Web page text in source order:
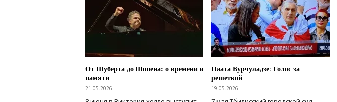
От Шуберта до Шопена: о времени и
памяти
21.05.2026
Паата Бурчуладзе: Голос за
решеткой
19.05.2026